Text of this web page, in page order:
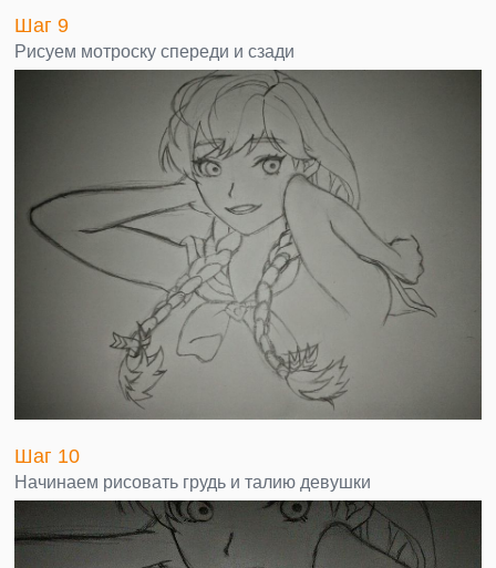
Шаг 9
Рисуем мотроску спереди и сзади
Шаг 10
Начинаем рисовать грудь и талию девушки